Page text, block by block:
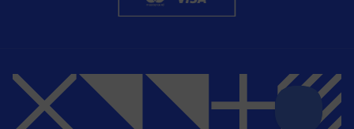
Politique de confidentialité